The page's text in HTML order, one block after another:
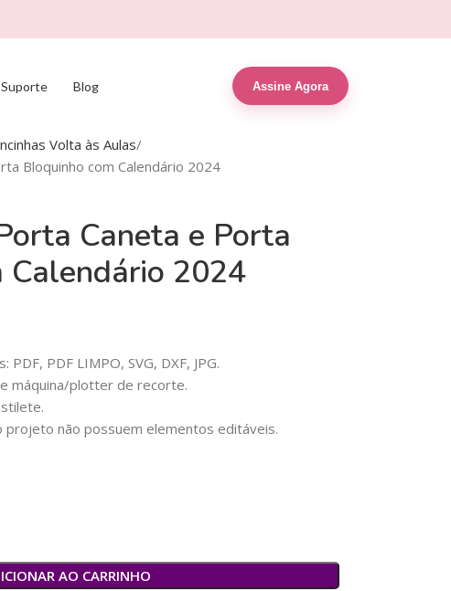
Suporte Blog Assine Agora
Volta às Aulas
Bloquinho com Calendário 2024
Caneta e Porta
Calendário 2024
PDF LIMPO, SVG, DXF, JPG.
máquina/plotter de recorte.
projeto não possuem elementos editáveis.
AO CARRINHO